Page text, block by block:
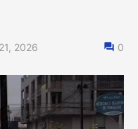
2026 0